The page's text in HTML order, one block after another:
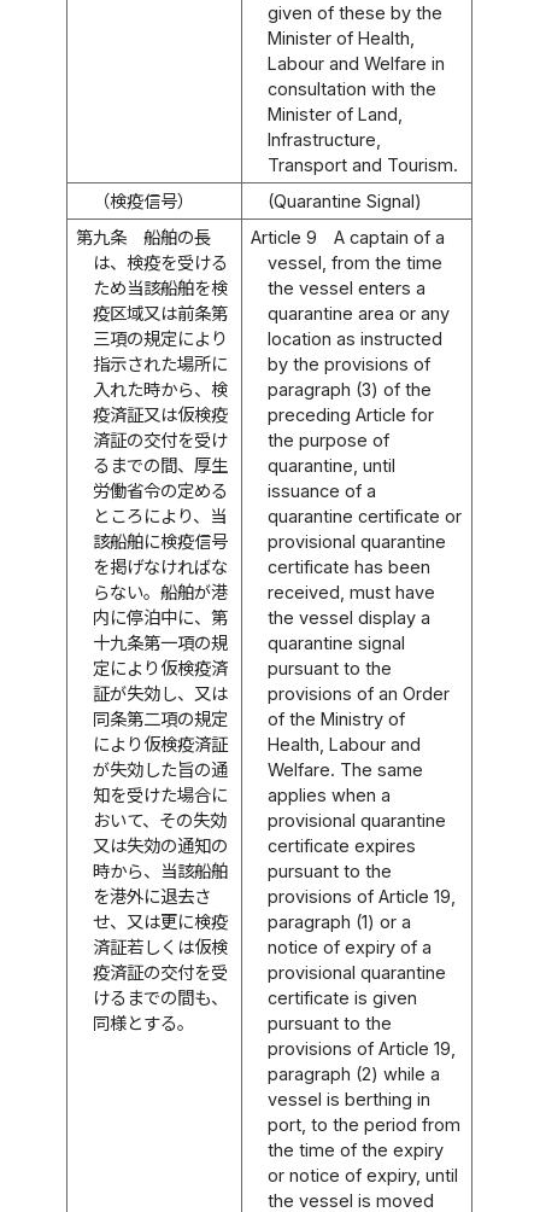
given of these by the
Minister of Health,
Labour and Welfare in
consultation with the
Minister of Land,
Infrastructure,
Transport and Tourism.
（検疫信号）
(Quarantine Signal)
第九条
船舶の長
は、検疫を受ける
ため当該船舶を検
疫区域又は前条第
三項の規定により
指示された場所に
入れた時から、検
疫済証又は仮検疫
済証の交付を受け
るまでの間、厚生
労働省令の定める
ところにより、当
該船舶に検疫信号
を掲げなければな
らない。船舶が港
内に停泊中に、第
十九条第一項の規
定により仮検疫済
証が失効し、又は
同条第二項の規定
により仮検疫済証
が失効した旨の通
知を受けた場合に
おいて、その失効
又は失効の通知の
時から、当該船舶
を港外に退去さ
せ、又は更に検疫
済証若しくは仮検
疫済証の交付を受
けるまでの間も、
同様とする。
Article 9
A captain of a
vessel, from the time
the vessel enters a
quarantine area or any
location as instructed
by the provisions of
paragraph (3) of the
preceding Article for
the purpose of
quarantine, until
issuance of a
quarantine certificate or
provisional quarantine
certificate has been
received, must have
the vessel display a
quarantine signal
pursuant to the
provisions of an Order
of the Ministry of
Health, Labour and
Welfare. The same
applies when a
provisional quarantine
certificate expires
pursuant to the
provisions of Article 19,
paragraph (1) or a
notice of expiry of a
provisional quarantine
certificate is given
pursuant to the
provisions of Article 19,
paragraph (2) while a
vessel is berthing in
port, to the period from
the time of the expiry
or notice of expiry, until
the vessel is moved